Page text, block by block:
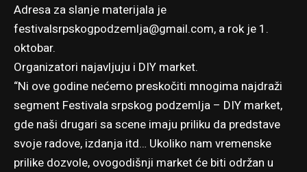
Adresa za slanje materijala je
festivalsrpskogpodzemlja@gmail.com, a rok je 1.
oktobar.
Organizatori najavljuju i DIY market.
“Ni ove godine nećemo preskočiti mnogima najdraži
segment Festivala srpskog podzemlja – DIY market,
gde naši drugari sa scene imaju priliku da predstave
svoje radove, izdanja itd… Ukoliko nam vremenske
prilike dozvole, ovogodišnji market će biti održan u